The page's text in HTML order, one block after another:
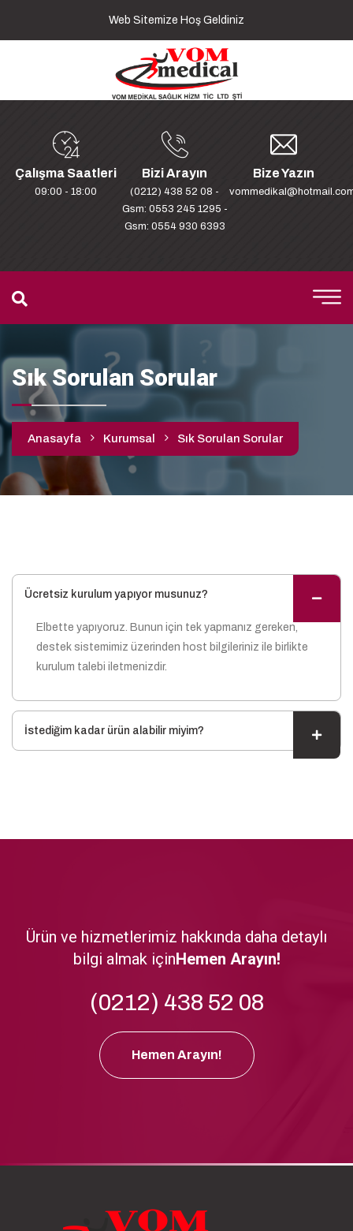
Web Sitemize Hoş Geldiniz
Çalışma Saatleri
09:00 - 18:00
Bizi Arayın
(0212) 438 52 08 -
Gsm: 0553 245 1295 -
Gsm: 0554 930 6393
Bize Yazın
Sık Sorulan Sorular
Anasayfa Kurumsal Sık Sorulan Sorular
Ücretsiz kurulum yapıyor musunuz?
Elbette yapıyoruz. Bunun için tek yapmanız gereken,
destek sistemimiz üzerinden host bilgileriniz ile birlikte
kurulum talebi iletmenizdir.
İstediğim kadar ürün alabilir miyim?
Ürün ve hizmetlerimiz hakkında daha detaylı
bilgi almak içinHemen Arayın!
(0212) 438 52 08
Hemen Arayın!